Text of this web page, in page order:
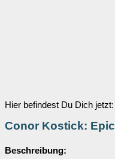
Hier befindest Du Dich jetzt:
Conor Kostick: Epic
Beschreibung: